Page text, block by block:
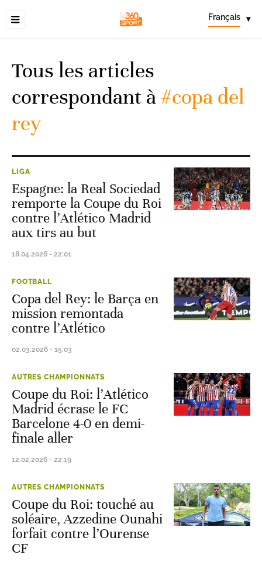
Français ▾
Tous les articles
correspondant à#copa del
rey
LIGA
Espagne: la Real Sociedad
remporte la Coupe du Roi
contre l’Atlético Madrid
aux tirs au but
18.04.2026 - 22:01
FOOTBALL
Copa del Rey: le Barça en
mission remontada
contre l’Atlético
02.03.2026 - 15:03
AUTRES CHAMPIONNATS
Coupe du Roi: l’Atlético
Madrid écrase le FC
Barcelone 4-0 en demi-
finale aller
12.02.2026 - 22:19
AUTRES CHAMPIONNATS
Coupe du Roi: touché au
soléaire, Azzedine Ounahi
forfait contre l’Ourense
CF